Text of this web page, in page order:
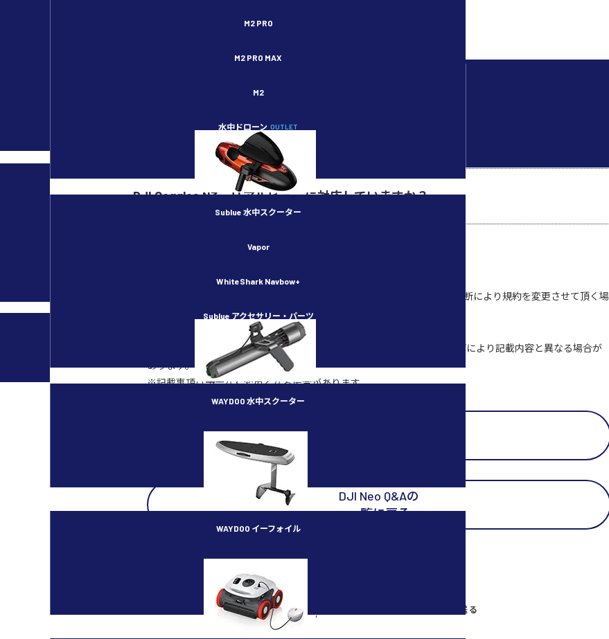
M2 PRO
M2 PRO MAX
M2
水中ドローン OUTLET
Sublue 水中スクーター
Vapor
WhiteShark Navbow+
Sublue アクセサリー・パーツ
WAYDOO 水中スクーター
WAYDOO イーフォイル
DJI AVATA 2>
DJI Neo
DJI Goggles N3 リアルビューに対応していますか？
※DJI社アフターサポート規定に準拠致しております。DJI社及び弊社の判断により規約を変更させて頂く場
合があります。
※当記事の無断での複製、改編、転載、二次利用などは一切禁じます。
※記載内容は公開時点での仕様に基づいています。バージョンアップなどにより記載内容と異なる場合が
あります。
※記載事項は予告なく変更となる場合があります。
DJI Neo Q&Aの
一覧に戻る
SHARE LINEで送る